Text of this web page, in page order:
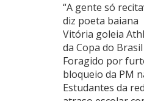
“A gente só
diz poeta baiana
Vitória goleia
da Copa do Brasil
Foragido por
bloqueio da PM
Estudantes da